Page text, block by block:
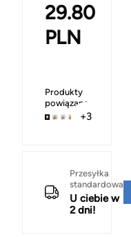
29.80
PLN
Produkty
powiązane
+3
Przesyłka
standardowa
U ciebie w
2 dni!